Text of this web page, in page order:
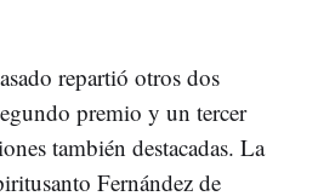
repartió otros dos
premio y un tercer
también destacadas. La
Fernández de